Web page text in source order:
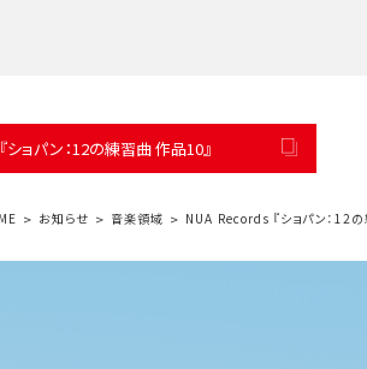
ョパン：12の練習曲 作品10』
お知らせ 音楽領域 NUA Records 『ショパン：12